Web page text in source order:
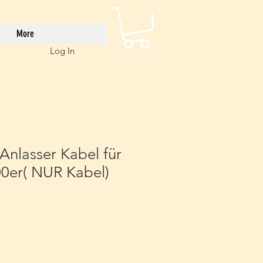
More
Log In
Kabel für
NUR Kabel)